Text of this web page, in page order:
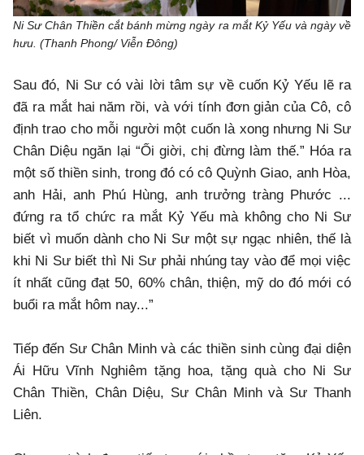
Ni Sư Chân Thiền cắt bánh mừng ngày ra mắt Kỷ Yếu và ngày về
hưu. (Thanh Phong/ Viễn Đông)
Sau đó, Ni Sư có vài lời tâm sự về cuốn Kỷ Yếu lẽ ra
đã ra mắt hai năm rồi, và với tính đơn giản của Cô, cô
định trao cho mỗi người một cuốn là xong nhưng Ni Sư
Chân Diệu ngăn lại “Ối giời, chị đừng làm thế.” Hóa ra
một số thiền sinh, trong đó có cô Quỳnh Giao, anh Hòa,
anh Hải, anh Phú Hùng, anh trưởng tràng Phước ...
đứng ra tổ chức ra mắt Kỷ Yếu mà không cho Ni Sư
biết vì muốn dành cho Ni Sư một sự ngạc nhiên, thế là
khi Ni Sư biết thì Ni Sư phải nhúng tay vào để mọi việc
ít nhất cũng đạt 50, 60% chân, thiện, mỹ do đó mới có
buổi ra mắt hôm nay...”
Tiếp đến Sư Chân Minh và các thiền sinh cùng đại diện
Ái Hữu Vĩnh Nghiêm tặng hoa, tặng quà cho Ni Sư
Chân Thiền, Chân Diệu, Sư Chân Minh và Sư Thanh
Liên.